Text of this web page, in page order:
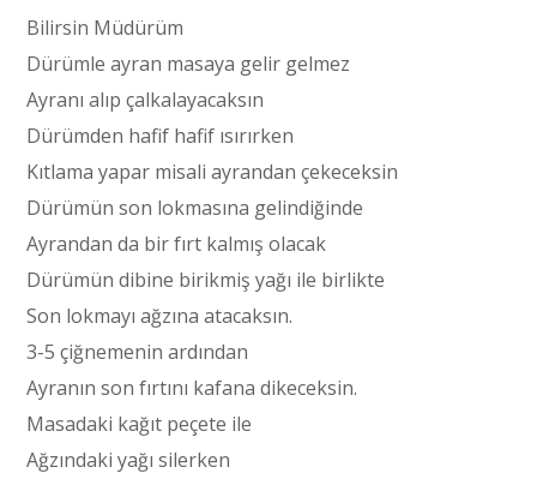
Bilirsin Müdürüm
Dürümle ayran masaya gelir gelmez
Ayranı alıp çalkalayacaksın
Dürümden hafif hafif ısırırken
Kıtlama yapar misali ayrandan çekeceksin
Dürümün son lokmasına gelindiğinde
Ayrandan da bir fırt kalmış olacak
Dürümün dibine birikmiş yağı ile birlikte
Son lokmayı ağzına atacaksın.
3-5 çiğnemenin ardından
Ayranın son fırtını kafana dikeceksin.
Masadaki kağıt peçete ile
Ağzındaki yağı silerken